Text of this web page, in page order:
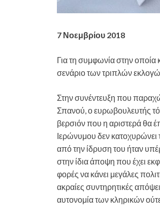
7 Νοεμβρίου 2018
Για τη συμφωνία στην
σενάριο των τριπλών
Στην συνέντευξη που
Σπανού, ο ευρωβουλευτής
βερσιόν που η αριστερά θα
Ιερώνυμου δεν
από την ίδρυση του ήταν
στην ίδια άποψη που έχει
φορές να κάνει μεγάλες
ακραίες συντηρητικές
αυτονομία των κληρικών